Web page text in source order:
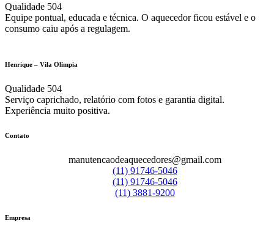
Qualidade 504
Equipe pontual, educada e técnica. O aquecedor ficou estável e o
consumo caiu após a regulagem.
Henrique – Vila Olímpia
Qualidade 504
Serviço caprichado, relatório com fotos e garantia digital.
Experiência muito positiva.
Contato
manutencaodeaquecedores@gmail.com
(11) 91746-5046
(11) 91746-5046
(11) 3881-9200
Empresa